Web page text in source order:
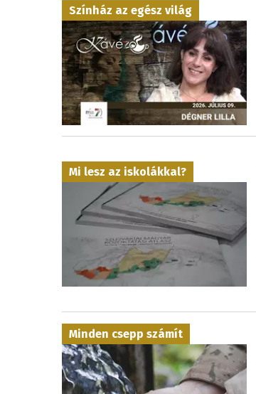
Színház az egész világ
Mi lesz az iskolákkal?
Minden csepp számít